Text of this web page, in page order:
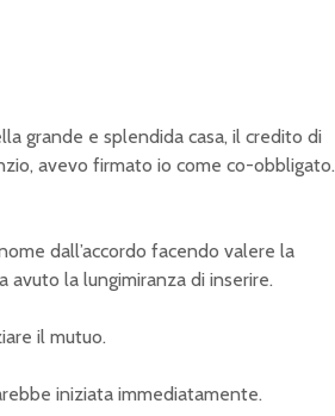
grande e splendida casa, il credito di
avevo firmato io come co-obbligato.
dall’accordo facendo valere la
avuto la lungimiranza di inserire.
il mutuo.
iniziata immediatamente.